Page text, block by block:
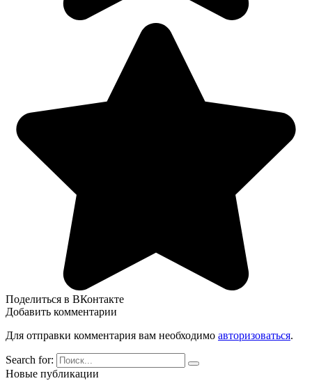
Поделиться в ВКонтакте
Добавить комментарии
Для отправки комментария вам необходимо авторизоваться.
Search for:
Новые публикации